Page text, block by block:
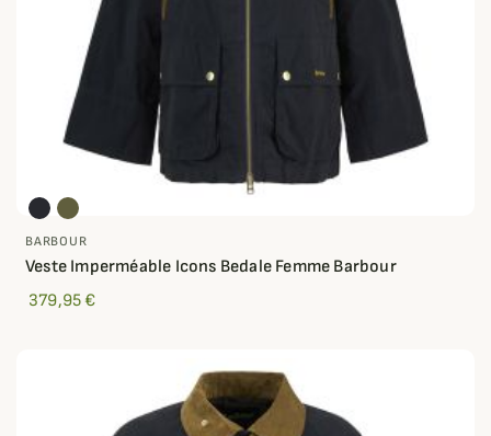
BARBOUR
Veste Imperméable Icons Bedale Femme Barbour
379,95 €